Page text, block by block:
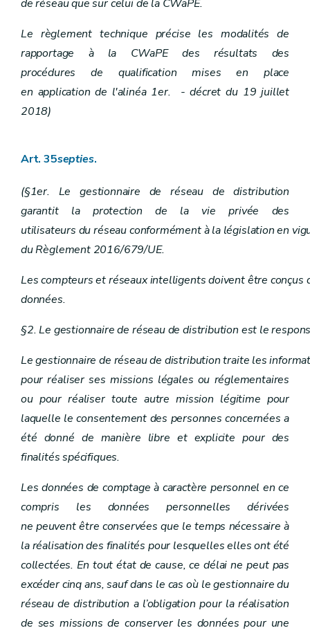
de réseau que sur celui de la CWaPE.
Le règlement technique précise les modalités de
rapportage à la CWaPE des résultats des
procédures de qualification mises en place
en application de l'alinéa 1er. - décret du 19 juillet
2018)
Art. 35septies.
(§1er. Le gestionnaire de réseau de distribution
garantit la protection de la vie privée des
utilisateurs du réseau conformément à la législation en
du Règlement 2016/679/UE.
Les compteurs et réseaux intelligents doivent être conçus
données.
§2. Le gestionnaire de réseau de distribution est le
Le gestionnaire de réseau de distribution traite les
pour réaliser ses missions légales ou réglementaires
ou pour réaliser toute autre mission légitime pour
laquelle le consentement des personnes concernées a
été donné de manière libre et explicite pour des
finalités spécifiques.
Les données de comptage à caractère personnel en ce
compris les données personnelles dérivées
ne peuvent être conservées que le temps nécessaire à
la réalisation des finalités pour lesquelles elles ont été
collectées. En tout état de cause, ce délai ne peut pas
excéder cinq ans, sauf dans le cas où le gestionnaire du
réseau de distribution a l’obligation pour la réalisation
de ses missions de conserver les données pour une